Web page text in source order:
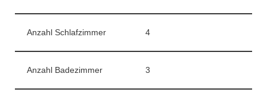
Anzahl Schlafzimmer 4
Anzahl Badezimmer 3